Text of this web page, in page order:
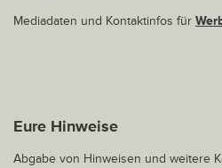
Mediadaten und Kontaktinfos für
Eure Hinweise
Abgabe von Hinweisen und weitere